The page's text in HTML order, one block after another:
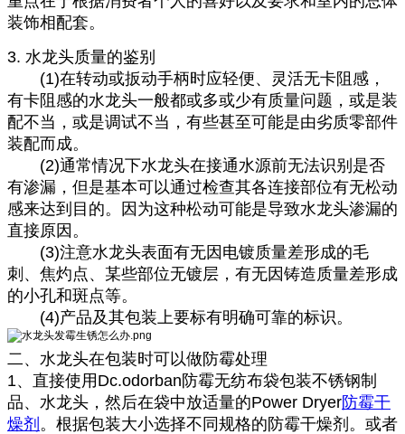
装饰相配套。
3. 水龙头质量的鉴别
(1)在转动或扳动手柄时应轻便、灵活无卡阻感，
有卡阻感的水龙头一般都或多或少有质量问题，或是装
配不当，或是调试不当，有些甚至可能是由劣质零部件
装配而成。
(2)通常情况下水龙头在接通水源前无法识别是否
有渗漏，但是基本可以通过检查其各连接部位有无松动
感来达到目的。因为这种松动可能是导致水龙头渗漏的
直接原因。
(3)注意水龙头表面有无因电镀质量差形成的毛
刺、焦灼点、某些部位无镀层，有无因铸造质量差形成
的小孔和斑点等。
(4)产品及其包装上要标有明确可靠的标识。
二、水龙头在包装时可以做防霉处理
1、直接使用Dc.odorban防霉无纺布袋包装不锈钢制
品、水龙头，然后在袋中放适量的Power Dryer防霉干
燥剂 。根据包装大小选择不同规格的防霉干燥剂。或者